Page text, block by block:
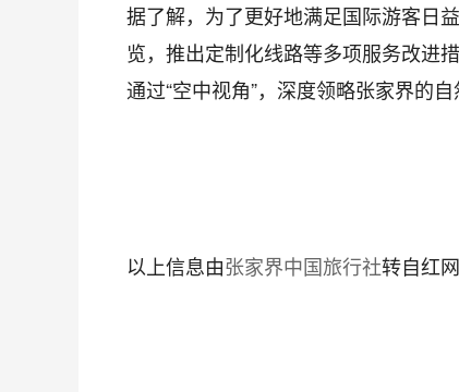
据了解，为了更好地满足国际游客日
览，推出定制化线路等多项服务改进
通过“空中视角”，深度领略张家界的
以上信息由张家界中国旅行社转自红网